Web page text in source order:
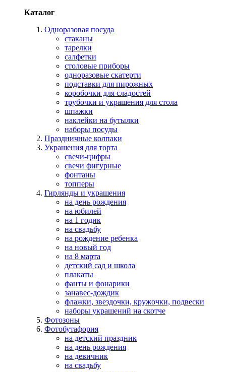
Каталог
Одноразовая посуда
стаканы
тарелки
салфетки
столовые приборы
одноразовые скатерти
подставки для пирожных
коробочки для сладостей
трубочки и украшения для стола
шпажки
наклейки на бутылки
наборы посуды
Праздничные колпаки
Украшения для торта
свечи-цифры
свечи фигурные
фонтаны
топперы
Гирлянды и украшения
на день рождения
на юбилей
на 1 годик
на свадьбу
на рождение ребенка
на новый год
на 8 марта
детский сад и школа
плакаты
фанты и фонарики
занавес-дождик
флажки, звездочки, кружочки, подвески
наборы украшений на скотче
Фотозоны
Фотобутафория
на детский праздник
на день рождения
на девичник
на свадьбу